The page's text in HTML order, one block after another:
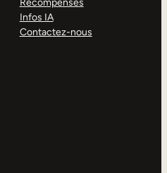
Récompenses
Infos IA
Contactez-nous